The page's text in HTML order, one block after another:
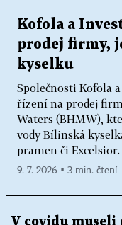
Kofola a
prodej firmy,
kyselku
Společnosti Kofola
řízení na prodej
Waters (BHMW),
vody Bílinská
pramen či
9. 7. 2026 ▪ 3 min. čtení
V covidu